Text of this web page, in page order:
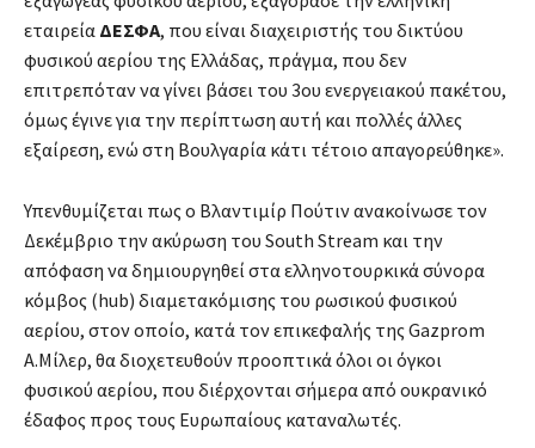
εταιρεία ΔΕΣΦΑ, που είναι διαχειριστής του δικτύου
φυσικού αερίου της Ελλάδας, πράγμα, που δεν
επιτρεπόταν να γίνει βάσει του 3ου ενεργειακού πακέτου,
όμως έγινε για την περίπτωση αυτή και πολλές άλλες
εξαίρεση, ενώ στη Βουλγαρία κάτι τέτοιο απαγορεύθηκε».
Υπενθυμίζεται πως ο Βλαντιμίρ Πούτιν ανακοίνωσε τον
Δεκέμβριο την ακύρωση του South Stream και την
απόφαση να δημιουργηθεί στα ελληνοτουρκικά σύνορα
κόμβος (hub) διαμετακόμισης του ρωσικού φυσικού
αερίου, στον οποίο, κατά τον επικεφαλής της Gazprom
Α.Μίλερ, θα διοχετευθούν προοπτικά όλοι οι όγκοι
φυσικού αερίου, που διέρχονται σήμερα από ουκρανικό
έδαφος προς τους Ευρωπαίους καταναλωτές.